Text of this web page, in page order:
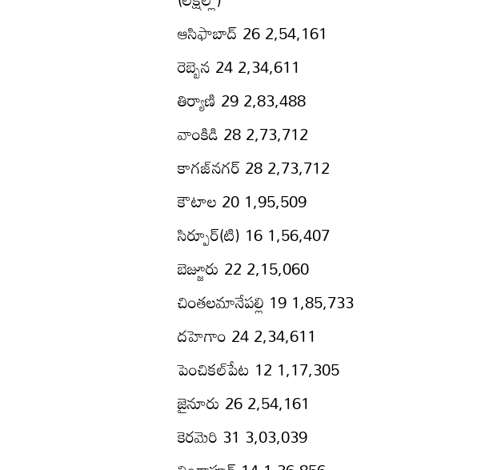
ఆసిఫాబాద్‌ 26 2,54,161
రెబ్బెన 24 2,34,611
తిర్యాణి 29 2,83,488
వాంకిడి 28 2,73,712
కాగజ్‌నగర్‌ 28 2,73,712
కౌటాల 20 1,95,509
సిర్పూర్‌(టి) 16 1,56,407
బెజ్జూరు 22 2,15,060
చింతలమానేపల్లి 19 1,85,733
దహెగాం 24 2,34,611
పెంచికల్‌పేట 12 1,17,305
జైనూరు 26 2,54,161
కెరమెరి 31 3,03,039